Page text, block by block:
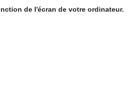
de l'écran de votre ordinateur.